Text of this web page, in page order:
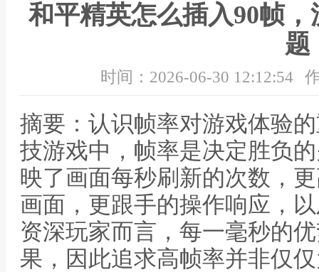
和平精英怎么插入90帧
题
时间：2026-06-30 12:12:54
摘要：认识帧率对游戏体验
技游戏中，帧率是决定胜负
映了画面每秒刷新的次数，
画面，更跟手的操作响应，
资深玩家而言，每一毫秒的
果，因此追求高帧率并非仅